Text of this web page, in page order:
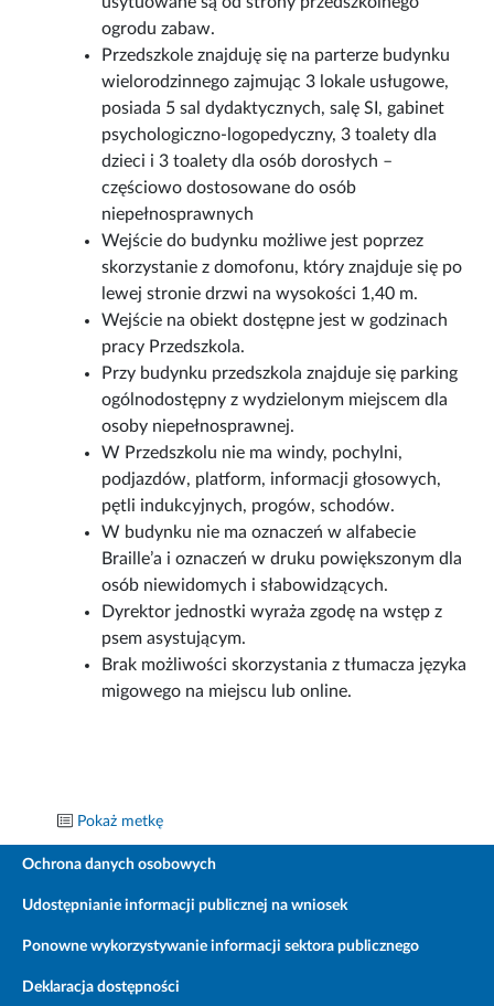
ogrodu zabaw.
Przedszkole znajduję się na parterze budynku
wielorodzinnego zajmując 3 lokale usługowe,
posiada 5 sal dydaktycznych, salę SI, gabinet
psychologiczno-logopedyczny, 3 toalety dla
dzieci i 3 toalety dla osób dorosłych –
częściowo dostosowane do osób
niepełnosprawnych
Wejście do budynku możliwe jest poprzez
skorzystanie z domofonu, który znajduje się po
lewej stronie drzwi na wysokości 1,40 m.
Wejście na obiekt dostępne jest w godzinach
pracy Przedszkola.
Przy budynku przedszkola znajduje się parking
ogólnodostępny z wydzielonym miejscem dla
osoby niepełnosprawnej.
W Przedszkolu nie ma windy, pochylni,
podjazdów, platform, informacji głosowych,
pętli indukcyjnych, progów, schodów.
W budynku nie ma oznaczeń w alfabecie
Braille’a i oznaczeń w druku powiększonym dla
osób niewidomych i słabowidzących.
Dyrektor jednostki wyraża zgodę na wstęp z
psem asystującym.
Brak możliwości skorzystania z tłumacza języka
migowego na miejscu lub online.
Pokaż metkę
Ochrona danych osobowych
Udostępnianie informacji publicznej na wniosek
Ponowne wykorzystywanie informacji sektora publicznego
Deklaracja dostępności